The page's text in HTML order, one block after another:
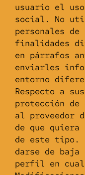
usuario el
social. No
personales
finalidades
en párrafos
enviarles
entorno
Respecto a
protección
al proveedor
de que
de este tipo.
darse de baja
perfil en